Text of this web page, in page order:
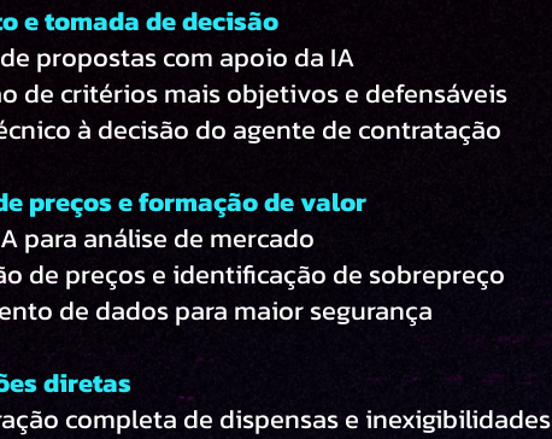
e tomada de decisão
propostas com apoio da IA
de critérios mais objetivos e defensáveis
à decisão do agente de contratação
preços e formação de valor
para análise de mercado
de preços e identificação de sobrepreço
de dados para maior segurança
diretas
completa de dispensas e inexigibilidades